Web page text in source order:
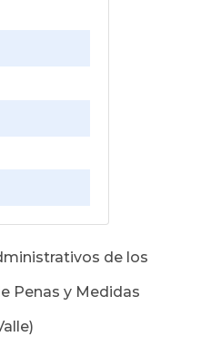
de los
Penas y Medidas